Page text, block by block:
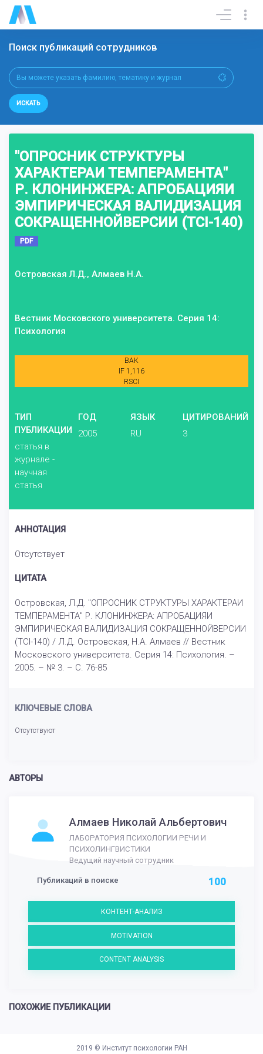
Поиск публикаций сотрудников
ИСКАТЬ
"ОПРОСНИК СТРУКТУРЫ
ХАРАКТЕРАИ ТЕМПЕРАМЕНТА"
Р. КЛОНИНЖЕРА: АПРОБАЦИЯИ
ЭМПИРИЧЕСКАЯ ВАЛИДИЗАЦИЯ
СОКРАЩЕННОЙВЕРСИИ (TCI-140)
PDF
Островская Л.Д., Алмаев Н.А.
Вестник Московского университета. Серия 14:
Психология
ВАК
IF 1,116
RSCI
ТИП
ПУБЛИКАЦИИ
статья в
журнале -
научная
статья
ГОД
2005
ЯЗЫК
RU
ЦИТИРОВАНИЙ
3
АННОТАЦИЯ
Отсутствует
ЦИТАТА
Островская, Л.Д. "ОПРОСНИК СТРУКТУРЫ ХАРАКТЕРАИ
ТЕМПЕРАМЕНТА" Р. КЛОНИНЖЕРА: АПРОБАЦИЯИ
ЭМПИРИЧЕСКАЯ ВАЛИДИЗАЦИЯ СОКРАЩЕННОЙВЕРСИИ
(TCI-140) / Л.Д. Островская, Н.А. Алмаев // Вестник
Московского университета. Серия 14: Психология. –
2005. – № 3. – С. 76-85
КЛЮЧЕВЫЕ СЛОВА
Отсутствуют
АВТОРЫ
Алмаев Николай Альбертович
ЛАБОРАТОРИЯ ПСИХОЛОГИИ РЕЧИ И
ПСИХОЛИНГВИСТИКИ
Ведущий научный сотрудник
Публикаций в поиске 100
КОНТЕНТ-АНАЛИЗ
MOTIVATION
CONTENT ANALYSIS
ПОХОЖИЕ ПУБЛИКАЦИИ
2019 © Институт психологии РАН